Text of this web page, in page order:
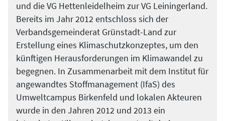
und die VG Hettenleidelheim zur VG Leiningerland.
Bereits im Jahr 2012 entschloss sich der
Verbandsgemeinderat Grünstadt-Land zur
Erstellung eines Klimaschutzkonzeptes, um den
künftigen Herausforderungen im Klimawandel zu
begegnen. In Zusammenarbeit mit dem Institut für
angewandtes Stoffmanagement (IfaS) des
Umweltcampus Birkenfeld und lokalen Akteuren
wurde in den Jahren 2012 und 2013 ein